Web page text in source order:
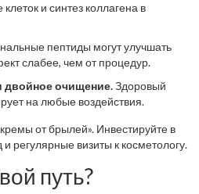
и синтез коллагена в
пептиды могут улучшать
слабее, чем от процедур.
очищение.Здоровый
на любые воздействия.
от брылей». Инвестируйте в
регулярные визиты к косметологу.
путь?